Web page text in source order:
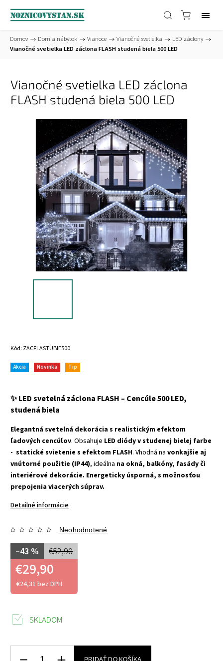
Domov / Dom a nábytok / Vianoce / Vianočné svetielka / LED záclony /
Vianočné svetielka LED záclona FLASH studená biela 500 LED
Vianočné svetielka LED záclona
FLASH studená biela 500 LED
Kód: ZACFLASTUBIE500
Akcia Novinka Tip
✨ LED svetelná záclona FLASH – Cencúle 500 LED,
studená biela
Elegantná svetelná dekorácia s realistickým efektom
ľadových cencúľov. Obsahuje LED diódy v studenej bielej farbe
- statické svietenie s efektom FLASH. Vhodná na vonkajšie aj
vnútorné použitie (IP44), ideálna na okná, balkóny, fasády či
interiérové dekorácie. Energeticky úsporná, s možnosťou
prepojenia viacerých súprav.
Detailné informácie
Neohodnotené
€52,90
–43 %
€29,90
€24,31 bez DPH
SKLADOM